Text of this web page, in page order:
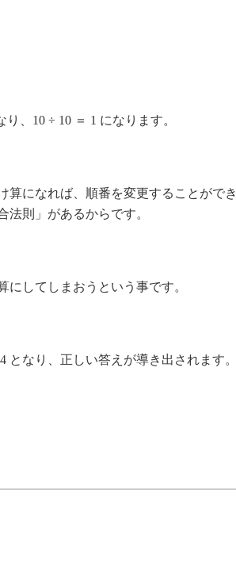
、10 ÷ 10 ＝ 1 になります。
になれば、順番を変更することができ
法則」があるからです。
してしまおうという事です。
なり、正しい答えが導き出されます。